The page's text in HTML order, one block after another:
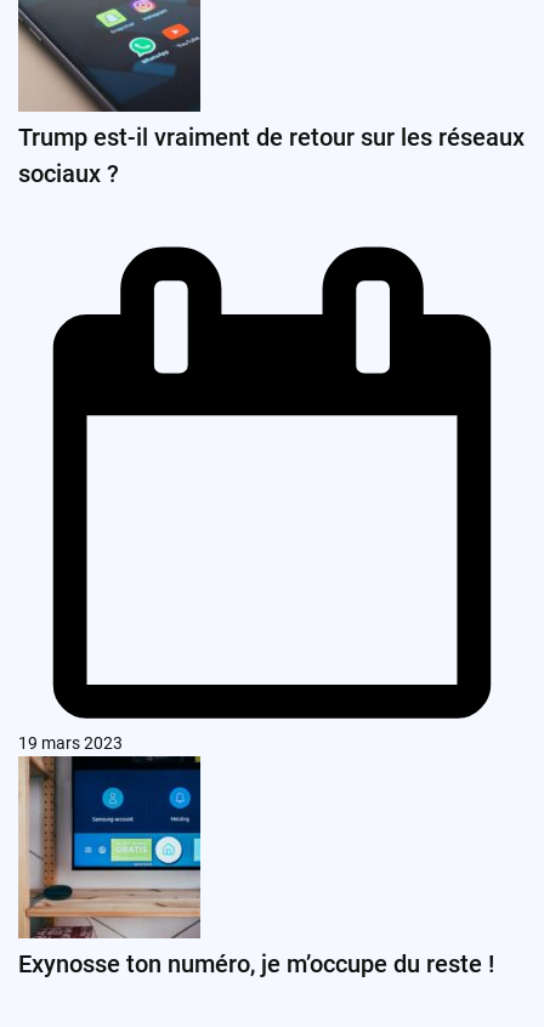
Trump est-il vraiment de retour sur les réseaux
sociaux ?
19 mars 2023
Exynosse ton numéro, je m’occupe du reste !